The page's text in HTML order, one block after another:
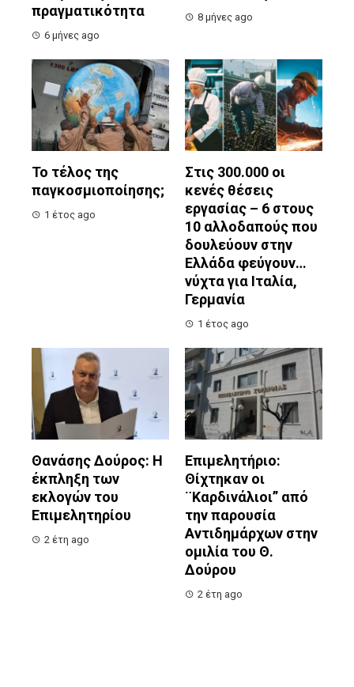
πραγματικότητα
6 μήνες ago
8 μήνες ago
Το τέλος της
παγκοσμιοποίησης;
1 έτος ago
Στις 300.000 οι
κενές θέσεις
εργασίας – 6 στους
10 αλλοδαπούς που
δουλεύουν στην
Ελλάδα φεύγουν…
νύχτα για Ιταλία,
Γερμανία
1 έτος ago
Θανάσης Δούρος: Η
έκπληξη των
εκλογών του
Επιμελητηρίου
2 έτη ago
Επιμελητήριο:
Θίχτηκαν οι
¨Καρδινάλιοι” από
την παρουσία
Αντιδημάρχων στην
ομιλία του Θ.
Δούρου
2 έτη ago